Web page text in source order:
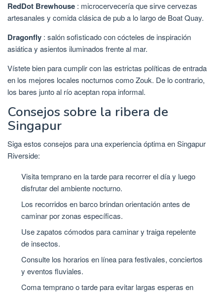
RedDot Brewhouse : microcervecería que sirve cervezas
artesanales y comida clásica de pub a lo largo de Boat Quay.
Dragonfly : salón sofisticado con cócteles de inspiración
asiática y asientos iluminados frente al mar.
Vístete bien para cumplir con las estrictas políticas de entrada
en los mejores locales nocturnos como Zouk. De lo contrario,
los bares junto al río aceptan ropa informal.
Consejos sobre la ribera de
Singapur
Siga estos consejos para una experiencia óptima en Singapur
Riverside:
Visita temprano en la tarde para recorrer el día y luego
disfrutar del ambiente nocturno.
Los recorridos en barco brindan orientación antes de
caminar por zonas específicas.
Use zapatos cómodos para caminar y traiga repelente
de insectos.
Consulte los horarios en línea para festivales, conciertos
y eventos fluviales.
Coma temprano o tarde para evitar largas esperas en